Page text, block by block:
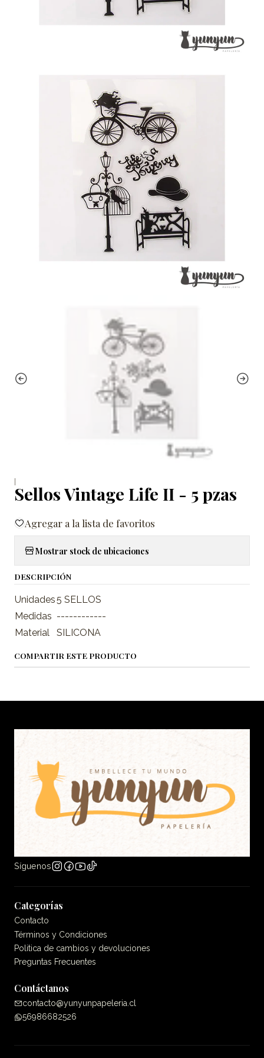
|
Sellos Vintage Life II - 5 pzas
Agregar a la lista de favoritos
Mostrar stock de ubicaciones
DESCRIPCIÓN
Unidades5 SELLOS
Medidas ------------
Material
SILICONA
COMPARTIR ESTE PRODUCTO
Síguenos
Categorías
Contacto
Términos y Condiciones
Politica de cambios y devoluciones
Preguntas Frecuentes
Contáctanos
contacto@yunyunpapeleria.cl
56986682526